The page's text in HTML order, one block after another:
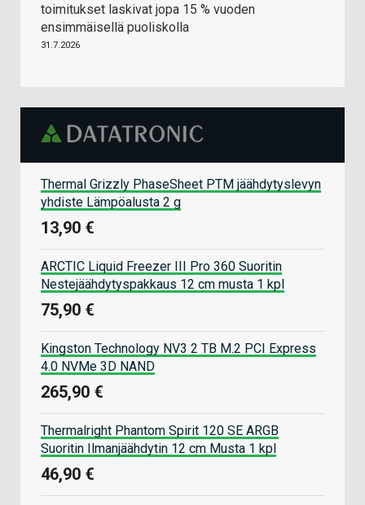
toimitukset laskivat jopa 15 % vuoden
ensimmäisellä puoliskolla
31.7.2026
Thermal Grizzly PhaseSheet PTM jäähdytyslevyn
yhdiste Lämpöalusta 2 g
13,90 €
ARCTIC Liquid Freezer III Pro 360 Suoritin
Nestejäähdytyspakkaus 12 cm musta 1 kpl
75,90 €
Kingston Technology NV3 2 TB M.2 PCI Express
4.0 NVMe 3D NAND
265,90 €
Thermalright Phantom Spirit 120 SE ARGB
Suoritin Ilmanjäähdytin 12 cm Musta 1 kpl
46,90 €